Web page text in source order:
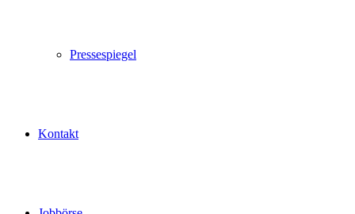
Pressespiegel
Kontakt